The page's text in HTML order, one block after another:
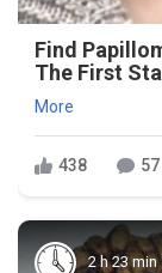
Find
The First
More
438 57
2 h 23 min